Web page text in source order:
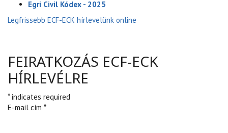
Egri Civil Kódex - 2025
Legfrissebb ECF-ECK hírlevelünk online
FEIRATKOZÁS ECF-ECK
HÍRLEVÉLRE
* indicates required
E-mail cím *